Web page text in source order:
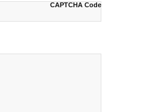
CAPTCHA Code